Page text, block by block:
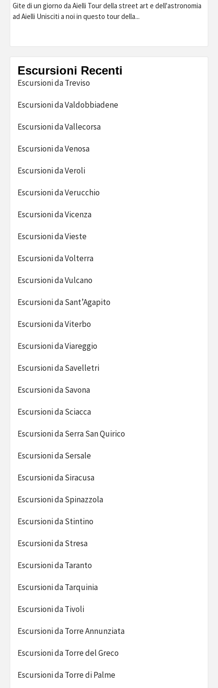
Gite di un giorno da Aielli Tour della street art e dell'astronomia
ad Aielli Unisciti a noi in questo tour della...
Escursioni Recenti
Escursioni da Treviso
Escursioni da Valdobbiadene
Escursioni da Vallecorsa
Escursioni da Venosa
Escursioni da Veroli
Escursioni da Verucchio
Escursioni da Vicenza
Escursioni da Vieste
Escursioni da Volterra
Escursioni da Vulcano
Escursioni da Sant’Agapito
Escursioni da Viterbo
Escursioni da Viareggio
Escursioni da Savelletri
Escursioni da Savona
Escursioni da Sciacca
Escursioni da Serra San Quirico
Escursioni da Sersale
Escursioni da Siracusa
Escursioni da Spinazzola
Escursioni da Stintino
Escursioni da Stresa
Escursioni da Taranto
Escursioni da Tarquinia
Escursioni da Tivoli
Escursioni da Torre Annunziata
Escursioni da Torre del Greco
Escursioni da Torre di Palme